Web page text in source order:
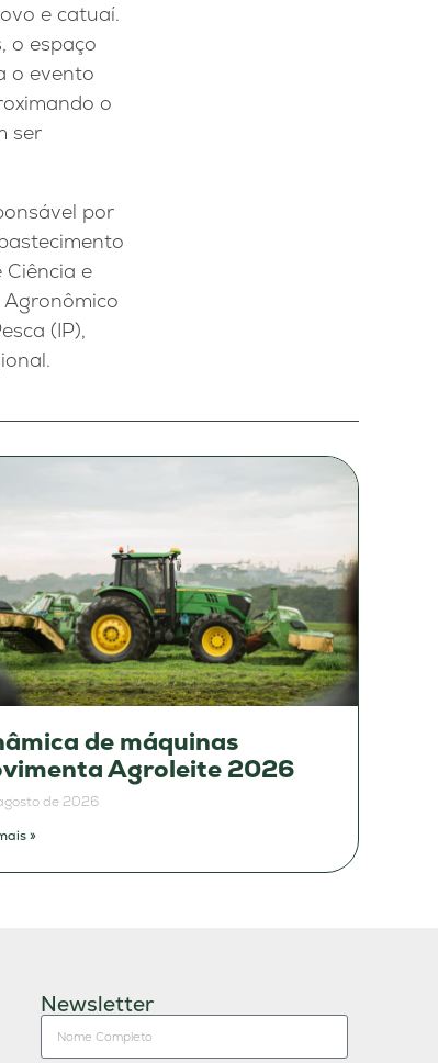
e catuaí.
o espaço
o evento
o
ser
por
e
(IP),
de máquinas
Agroleite 2026
de 2026
»
Newsletter